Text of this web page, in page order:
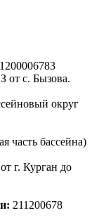
от с. Бызова.
округ
часть бассейна)
г. Курган до
211200678